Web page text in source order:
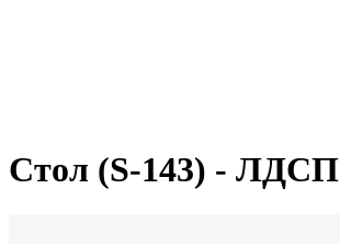
Стол (S-143) - ЛДСП